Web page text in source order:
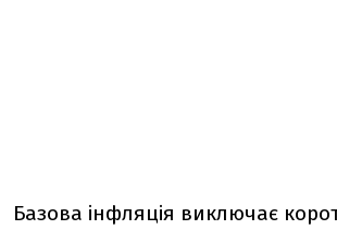
Базова інфляція виключає